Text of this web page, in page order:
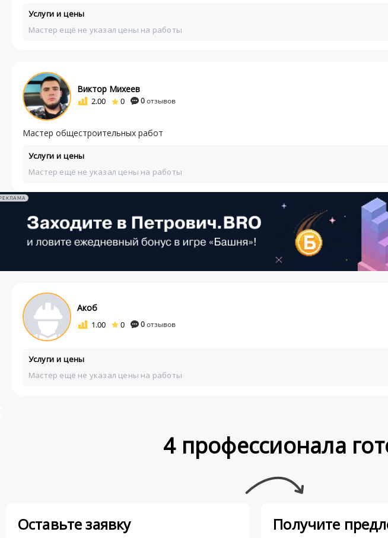
Услуги и цены
Мастер ещё не указал цены на работы
Виктор Михеев
2.00 0 0отзывов
Мастер общестроительных работ
Услуги и цены
Мастер ещё не указал цены на работы
Акоб
1.00 0 0отзывов
Услуги и цены
Мастер ещё не указал цены на работы
4 профессионала
Оставьте заявку Получите